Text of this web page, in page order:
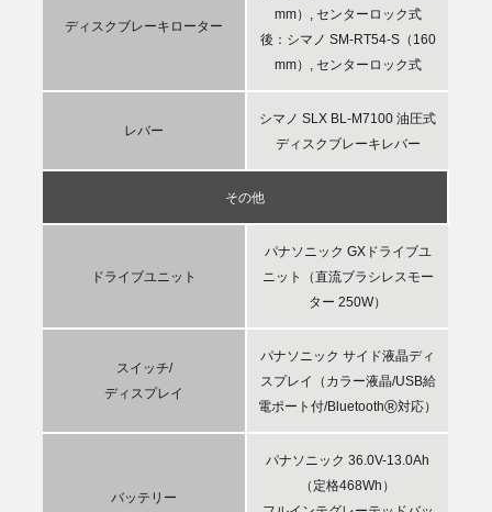
ディスクブレーキローター
mm）, センターロック式
後：シマノ SM-RT54-S（160
mm）, センターロック式
レバー
シマノ SLX BL-M7100 油圧式
ディスクブレーキレバー
その他
ドライブユニット
パナソニック GXドライブユ
ニット（直流ブラシレスモー
ター 250W）
スイッチ/
ディスプレイ
パナソニック サイド液晶ディ
スプレイ（カラー液晶/USB給
電ポート付/Bluetooth®対応）
バッテリー
パナソニック 36.0V-13.0Ah
（定格468Wh）